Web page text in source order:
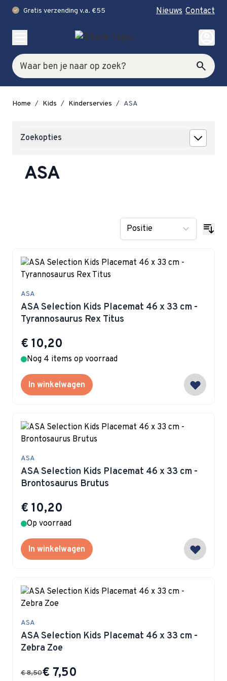
check Gratis verzending v.a. €55 Nieuws Contact
Zoek search
account_circle
Home / Kids / Kinderservies / ASA
Zoekopties
ASA
ASA
ASA Selection Kids Placemat 46 x 33 cm -
Tyrannosaurus Rex Titus
€ 10,20
Nog 4 items op voorraad
In winkelwagen
ASA
ASA Selection Kids Placemat 46 x 33 cm -
Brontosaurus Brutus
€ 10,20
Op voorraad
In winkelwagen
ASA
ASA Selection Kids Placemat 46 x 33 cm -
Zebra Zoe
Special Price
€ 7,50
€ 8,50